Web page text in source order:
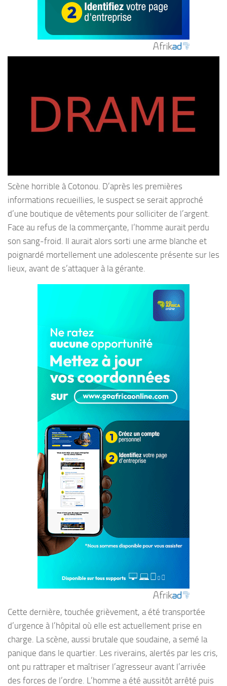
Scène horrible à Cotonou. D’après les premières
informations recueillies, le suspect se serait approché
d’une boutique de vêtements pour solliciter de l’argent.
Face au refus de la commerçante, l’homme aurait perdu
son sang-froid. Il aurait alors sorti une arme blanche et
poignardé mortellement une adolescente présente sur les
lieux, avant de s’attaquer à la gérante.
Cette dernière, touchée grièvement, a été transportée
d’urgence à l’hôpital où elle est actuellement prise en
charge. La scène, aussi brutale que soudaine, a semé la
panique dans le quartier. Les riverains, alertés par les cris,
ont pu rattraper et maîtriser l’agresseur avant l’arrivée
des forces de l’ordre. L’homme a été aussitôt arrêté puis